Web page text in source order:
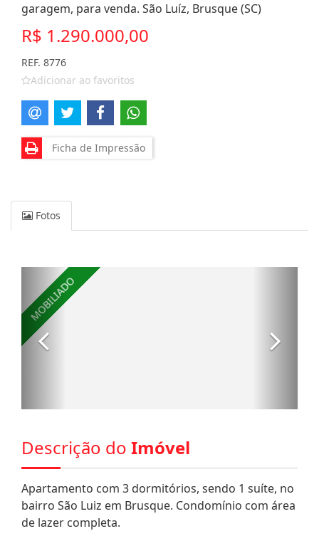
garagem, para venda. São Luíz, Brusque (SC)
R$ 1.290.000,00
REF. 8776
Adicionar ao favoritos
Ficha de Impressão
Fotos
Descrição do Imóvel
Apartamento com 3 dormitórios, sendo 1 suíte, no
bairro São Luiz em Brusque. Condomínio com área
de lazer completa.